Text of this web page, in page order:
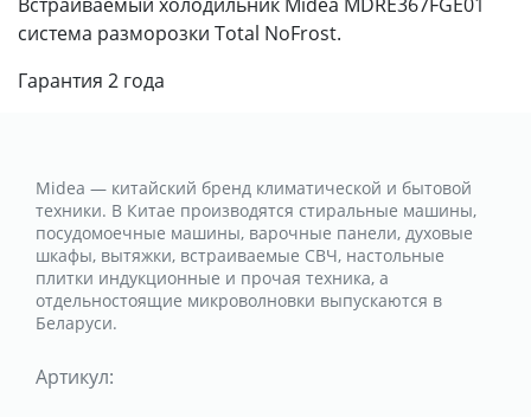
система разморозки Total NoFrost.
Гарантия 2 года
Midea — китайский бренд климатической и бытовой
техники. В Китае производятся стиральные машины,
посудомоечные машины, варочные панели, духовые
шкафы, вытяжки, встраиваемые СВЧ, настольные
плитки индукционные и прочая техника, а
отдельностоящие микроволновки выпускаются в
Беларуси.
Артикул: